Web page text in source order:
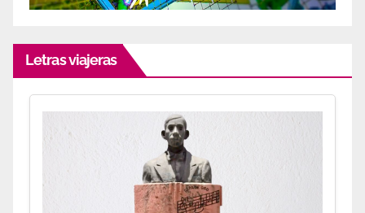
Letras viajeras